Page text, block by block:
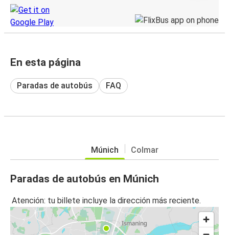
En esta página
Paradas de autobús FAQ
Múnich Colmar
Paradas de autobús en Múnich
Atención: tu billete incluye la dirección más reciente.